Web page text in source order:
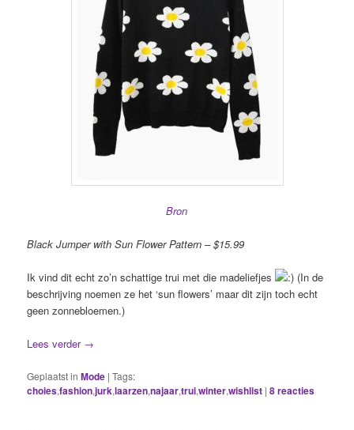
Bron
Black Jumper with Sun Flower Pattern – $15.99
Ik vind dit echt zo’n schattige trui met die madeliefjes
(In de
beschrijving noemen ze het ‘sun flowers’ maar dit zijn toch echt
geen zonnebloemen.)
Lees verder →
Geplaatst in Mode |Tags:
choies,fashion,jurk,laarzen,najaar,trui,winter,wishlist |8reacties